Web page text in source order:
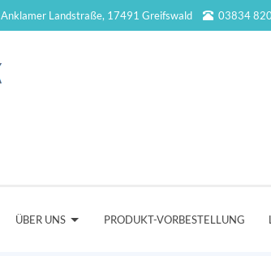
Anklamer Landstraße, 17491 Greifswald 03834
ÜBER UNS PRODUKT-VORBESTELLUNG